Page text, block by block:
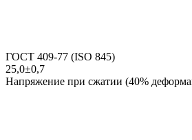
ГОСТ 409-77 (ISO 845)
25,0±0,7
Напряжение при сжатии (40%